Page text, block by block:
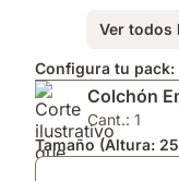
y
mejor
ventilación.
para
mayor
transpirabilidad.
Soporte
firme.
Impermeable
que
mantiene
tu
cama
Ver todos
Configura tu pack:
Colchón
Cant.: 1
Tamaño (Altura: